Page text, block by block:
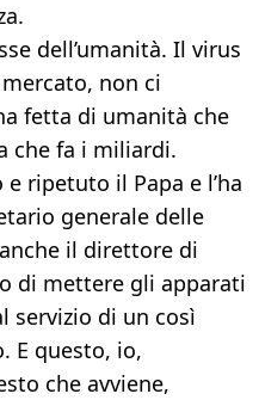
dell’umanità. Il virus
non ci
fetta di umanità che
che fa i miliardi.
ripetuto il Papa e l’ha
generale delle
il direttore di
di mettere gli apparati
di un così
E questo, io,
che avviene,